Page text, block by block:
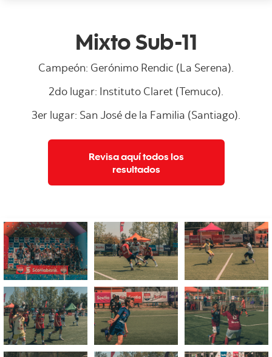
Mixto Sub-11
Campeón: Gerónimo Rendic (La Serena).
2do lugar: Instituto Claret (Temuco).
3er lugar: San José de la Familia (Santiago).
Revisa aquí todos los
resultados